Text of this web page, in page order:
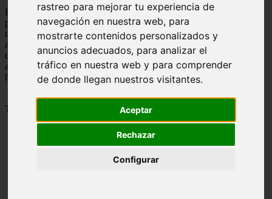
rastreo para mejorar tu experiencia de
navegación en nuestra web, para
mostrarte contenidos personalizados y
anuncios adecuados, para analizar el
tráfico en nuestra web y para comprender
de donde llegan nuestros visitantes.
Aceptar
Rechazar
Configurar
En este artículo exploraremos la fascinante historia de Vulcano, su
papel en la mitología y cómo su habilidad como forjador ha dejado
una huella imborrable en diferentes culturas. También conoceremos
algunas de las leyendas y mitos asociados a este dios, y
descubriremos por qué su figura sigue siendo relevante en la
actualidad. Acompáñanos en este viaje por el mundo de Vulcano, el
hábil forjador de los dioses.
Tabla de Contenido
Descubre la historia de Vulcano, el dios de la forja en la
El taller de Vulcano: un lugar mágico